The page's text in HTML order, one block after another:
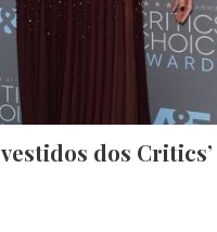
dos